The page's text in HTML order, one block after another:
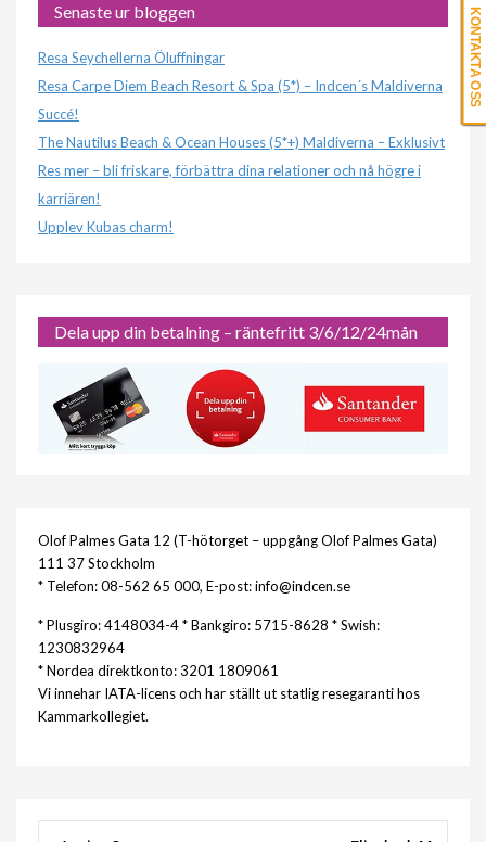
Senaste ur bloggen
Resa Seychellerna Öluffningar
Resa Carpe Diem Beach Resort & Spa (5*) – Indcen´s Maldiverna
Succé!
The Nautilus Beach & Ocean Houses (5*+) Maldiverna – Exklusivt
Res mer – bli friskare, förbättra dina relationer och nå högre i
karriären!
Upplev Kubas charm!
Dela upp din betalning – räntefritt 3/6/12/24mån
Olof Palmes Gata 12 (T-hötorget – uppgång Olof Palmes Gata)
111 37 Stockholm
* Telefon: 08-562 65 000, E-post: info@indcen.se
* Plusgiro: 4148034-4 * Bankgiro: 5715-8628 * Swish:
1230832964
* Nordea direktkonto: 3201 1809061
Vi innehar IATA-licens och har ställt ut statlig resegaranti hos
Kammarkollegiet.
KONTAKTA OSS